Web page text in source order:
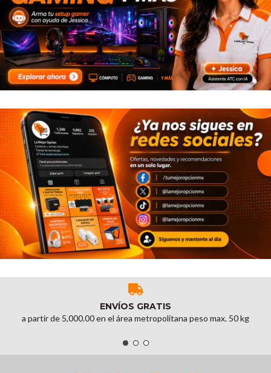
ENVÍOS GRATIS
a partir de 5,000.00 en el área metropolitana peso max. 50 kg